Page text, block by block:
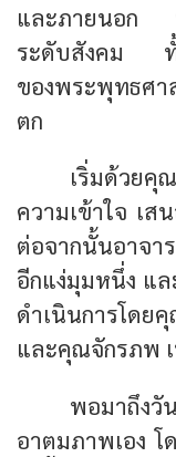
และภายนอก
ระดับสังคม ทั้
ของพระพุทธศ
ตก
เริ่มด้วยคุ
ความเข้าใจ เ
ต่อจากนั้นอาจา
อีกแง่มุมหนึ่ง แ
ดำเนินการโด
และคุณจักรภพ
พอมาถึง
อาตมภาพเอง โ